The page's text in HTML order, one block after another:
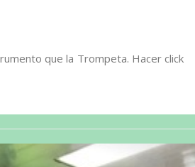
que la Trompeta. Hacer click